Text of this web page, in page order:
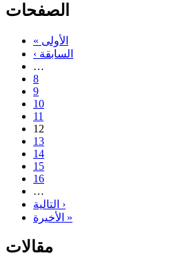
الصفحات
« الأولى
‹ السابقة
…
8
9
10
11
12
13
14
15
16
…
التالية ›
الأخيرة »
مقالات